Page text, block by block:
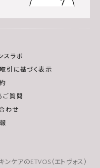
スラボ
引に基づく表示
ご質問
わせ
ケアのETVOS（エトヴォス）